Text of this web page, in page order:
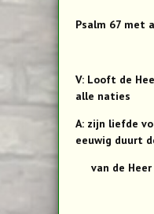
Psalm 67 met
V: Looft de
alle naties
A: zijn liefde
eeuwig duurt
van de Heer